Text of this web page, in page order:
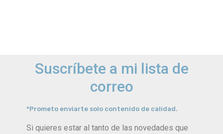
Suscríbete a mi lista de
correo
*Prometo enviarte solo contenido de calidad.
Si quieres estar al tanto de las novedades que